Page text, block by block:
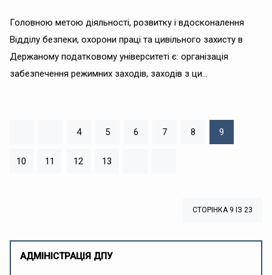
Головною метою діяльності, розвитку і вдосконалення
Відділу безпеки, охорони праці та цивільного захисту в
Держаному податковому університеті є: організація
забезпечення режимних заходів, заходів з ци...
4 5 6 7 8 9
10 11 12 13
СТОРІНКА 9 ІЗ 23
АДМІНІСТРАЦІЯ ДПУ